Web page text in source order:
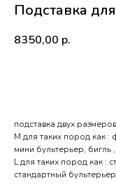
Подставка
8350,00 р.
подставка двух размеров
М для таких пород как :
мини бультерьер, бигль
L для таких пород как
стандартный